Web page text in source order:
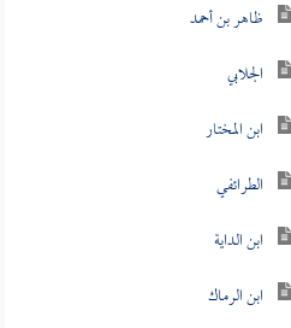
ظاهر بن أحمد
الجلابي
ابن المختار
الطرائفي
ابن الداية
ابن الرماك